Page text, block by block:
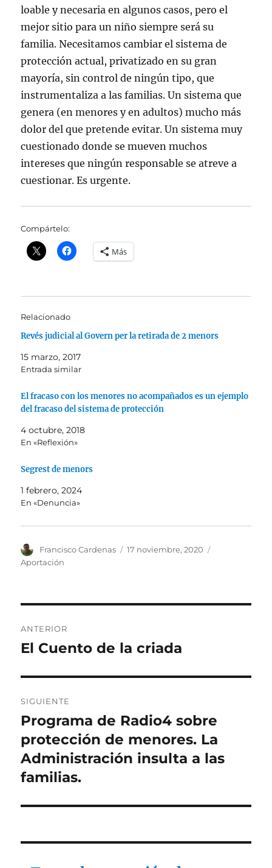
loable y necesaria en algunos casos, pero el
mejor sitio para un niño siempre será su
familia. Necesitamos cambiar el sistema de
protección actual, privatizado en su gran
mayoría, sin control de ningún tipo, que
instrumentaliza a las familias. Un sistema que
genera (en menores y en adultos) mucho más
dolor del que pretende evitar. Un sistema muy
cuestionado donde se mueven muchos
intereses que ningún responsable se atreve a
cuestionar. Es urgente.
Compártelo:
Más
Relacionado
Revés judicial al Govern per la retirada de 2 menors
15 marzo, 2017
Entrada similar
El fracaso con los menores no acompañados es un ejemplo
del fracaso del sistema de protección
4 octubre, 2018
En «Reflexión»
Segrest de menors
1 febrero, 2024
En «Denuncia»
Autor
Francisco Cardenas
Publicado
17 noviembre, 2020
Aportación
de
ANTERIOR
Entrada
El Cuento de la criada
SIGUIENTE
Entrada
siguiente:
Programa de Radio4 sobre
protección de menores. La
Administración insulta a las
familias.